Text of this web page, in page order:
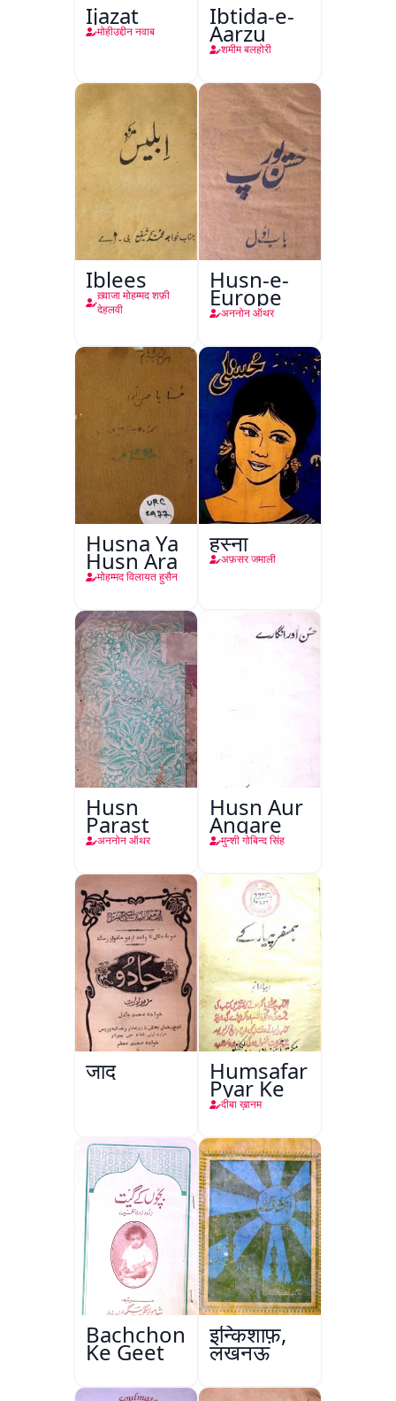
Ijazat
मोहीउद्दीन नवाब
Ibtida-e-
Aarzu
शमीम बलहोरी
Iblees
ख़्वाजा मोहम्मद शफ़ी
देहलवी
Husn-e-
Europe
अननोन ऑथर
Husna Ya
Husn Ara
मोहम्मद विलायत हुसैन
हुस्ना
अफ़सर जमाली
Husn
Parast
अननोन ऑथर
Husn Aur
Angare
मुन्शी गोबिन्द सिंह
जादू Humsafar
Pyar Ke
दीबा ख़ानम
Bachchon
Ke Geet
इन्किशाफ़,
लखनऊ